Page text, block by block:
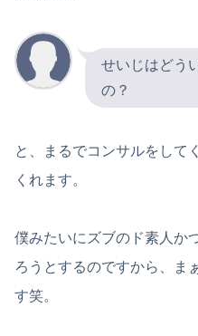
せいじはどう
の？
と、まるでコンサルをして
くれます。
僕みたいにズブのド素人か
ろうとするのですから、ま
す笑。